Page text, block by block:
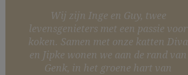
Wij zijn Inge en Guy, twee
levensgenieters met een passie voor
koken. Samen met onze katten Diva
en Jipke wonen we aan de rand van
Genk, in het groene hart van